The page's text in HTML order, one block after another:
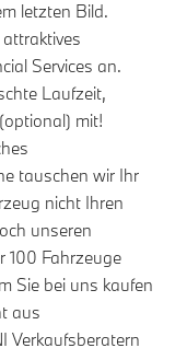
letzten Bild.
Services an.
Laufzeit,
mit!
tauschen wir Ihr
nicht Ihren
unseren
100 Fahrzeuge
Sie bei uns kaufen
aus
Verkaufsberatern